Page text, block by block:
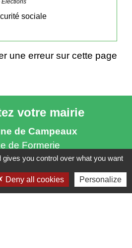
Élections
sociale
une erreur sur cette page
votre mairie
de Campeaux
de Formerie
- FRANCE
44 46 15 09
par formulaire
you control over what you want
Deny all cookies Personalize